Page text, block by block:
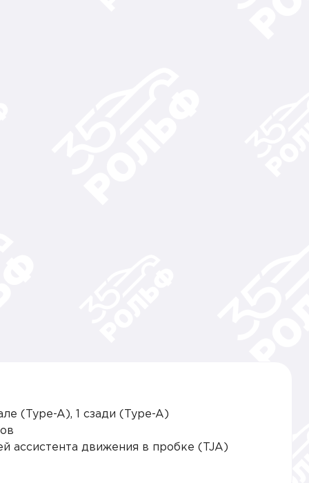
(Type-A), 1 сзади (Type-A)
ассистента движения в пробке (TJA)